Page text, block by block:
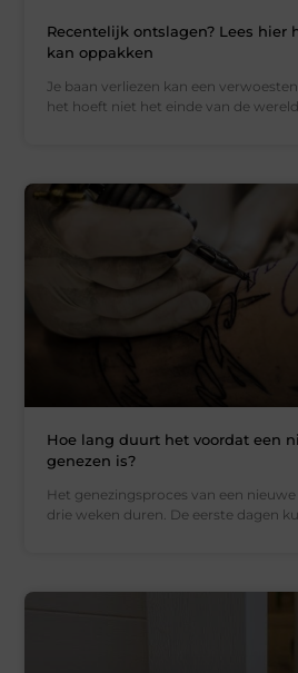
Recentelijk ontslagen? Lees hier
kan oppakken
Je baan verliezen kan een
het hoeft niet het einde van de
Hoe lang duurt het voordat een
genezen is?
Het genezingsproces van een
drie weken duren. De eerste dagen